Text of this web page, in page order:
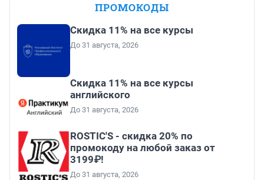
ПРОМОКОДЫ
Скидка 11% на все курсы
До 31 августа, 2026
Скидка 11% на все курсы
английского
До 31 августа, 2026
ROSTIC'S - скидка 20% по
промокоду на любой заказ от
3199₽!
До 31 августа, 2026